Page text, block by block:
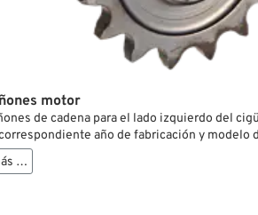
motor
de cadena para el lado izquierdo del
año de fabricación y modelo
Davidson.
…